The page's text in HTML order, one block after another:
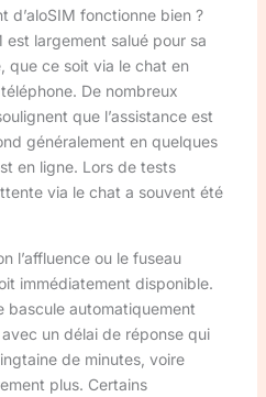
d’aloSIM fonctionne bien ?
est largement salué pour sa
que ce soit via le chat en
De nombreux
que l’assistance est
généralement en quelques
en ligne. Lors de tests
via le chat a souvent été
l’affluence ou le fuseau
immédiatement disponible.
bascule automatiquement
un délai de réponse qui
de minutes, voire
plus. Certains